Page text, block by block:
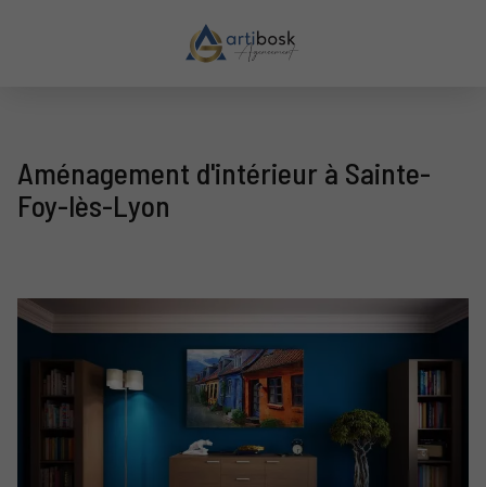
Aménagement d'intérieur à Sainte-
Foy-lès-Lyon